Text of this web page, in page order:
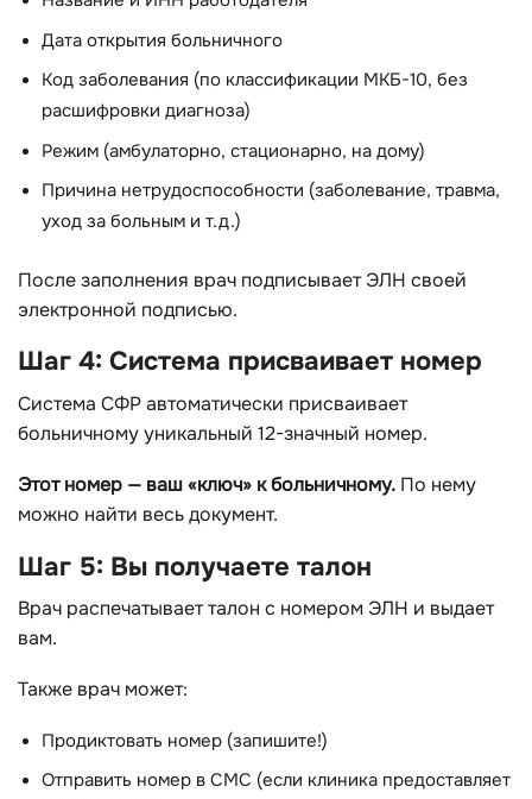
Дата открытия больничного
Код заболевания (по классификации МКБ-10, без
расшифровки диагноза)
Режим (амбулаторно, стационарно, на дому)
Причина нетрудоспособности (заболевание, травма,
уход за больным и т.д.)
После заполнения врач подписывает ЭЛН своей
электронной подписью.
Шаг 4: Система присваивает номер
Система СФР автоматически присваивает
больничному уникальный 12-значный номер.
Этот номер — ваш «ключ» к больничному. По нему
можно найти весь документ.
Шаг 5: Вы получаете талон
Врач распечатывает талон с номером ЭЛН и выдает
вам.
Также врач может:
Продиктовать номер (запишите!)
Отправить номер в СМС (если клиника предоставляет